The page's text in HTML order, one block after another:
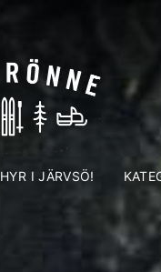
HYR I JÄRVSÖ!